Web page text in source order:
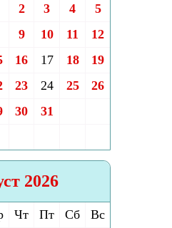
2 3 4
5
9 10 11
12
16 17 18
19
23 24 25
26
30 31
2026
Чт Пт Сб
Вс